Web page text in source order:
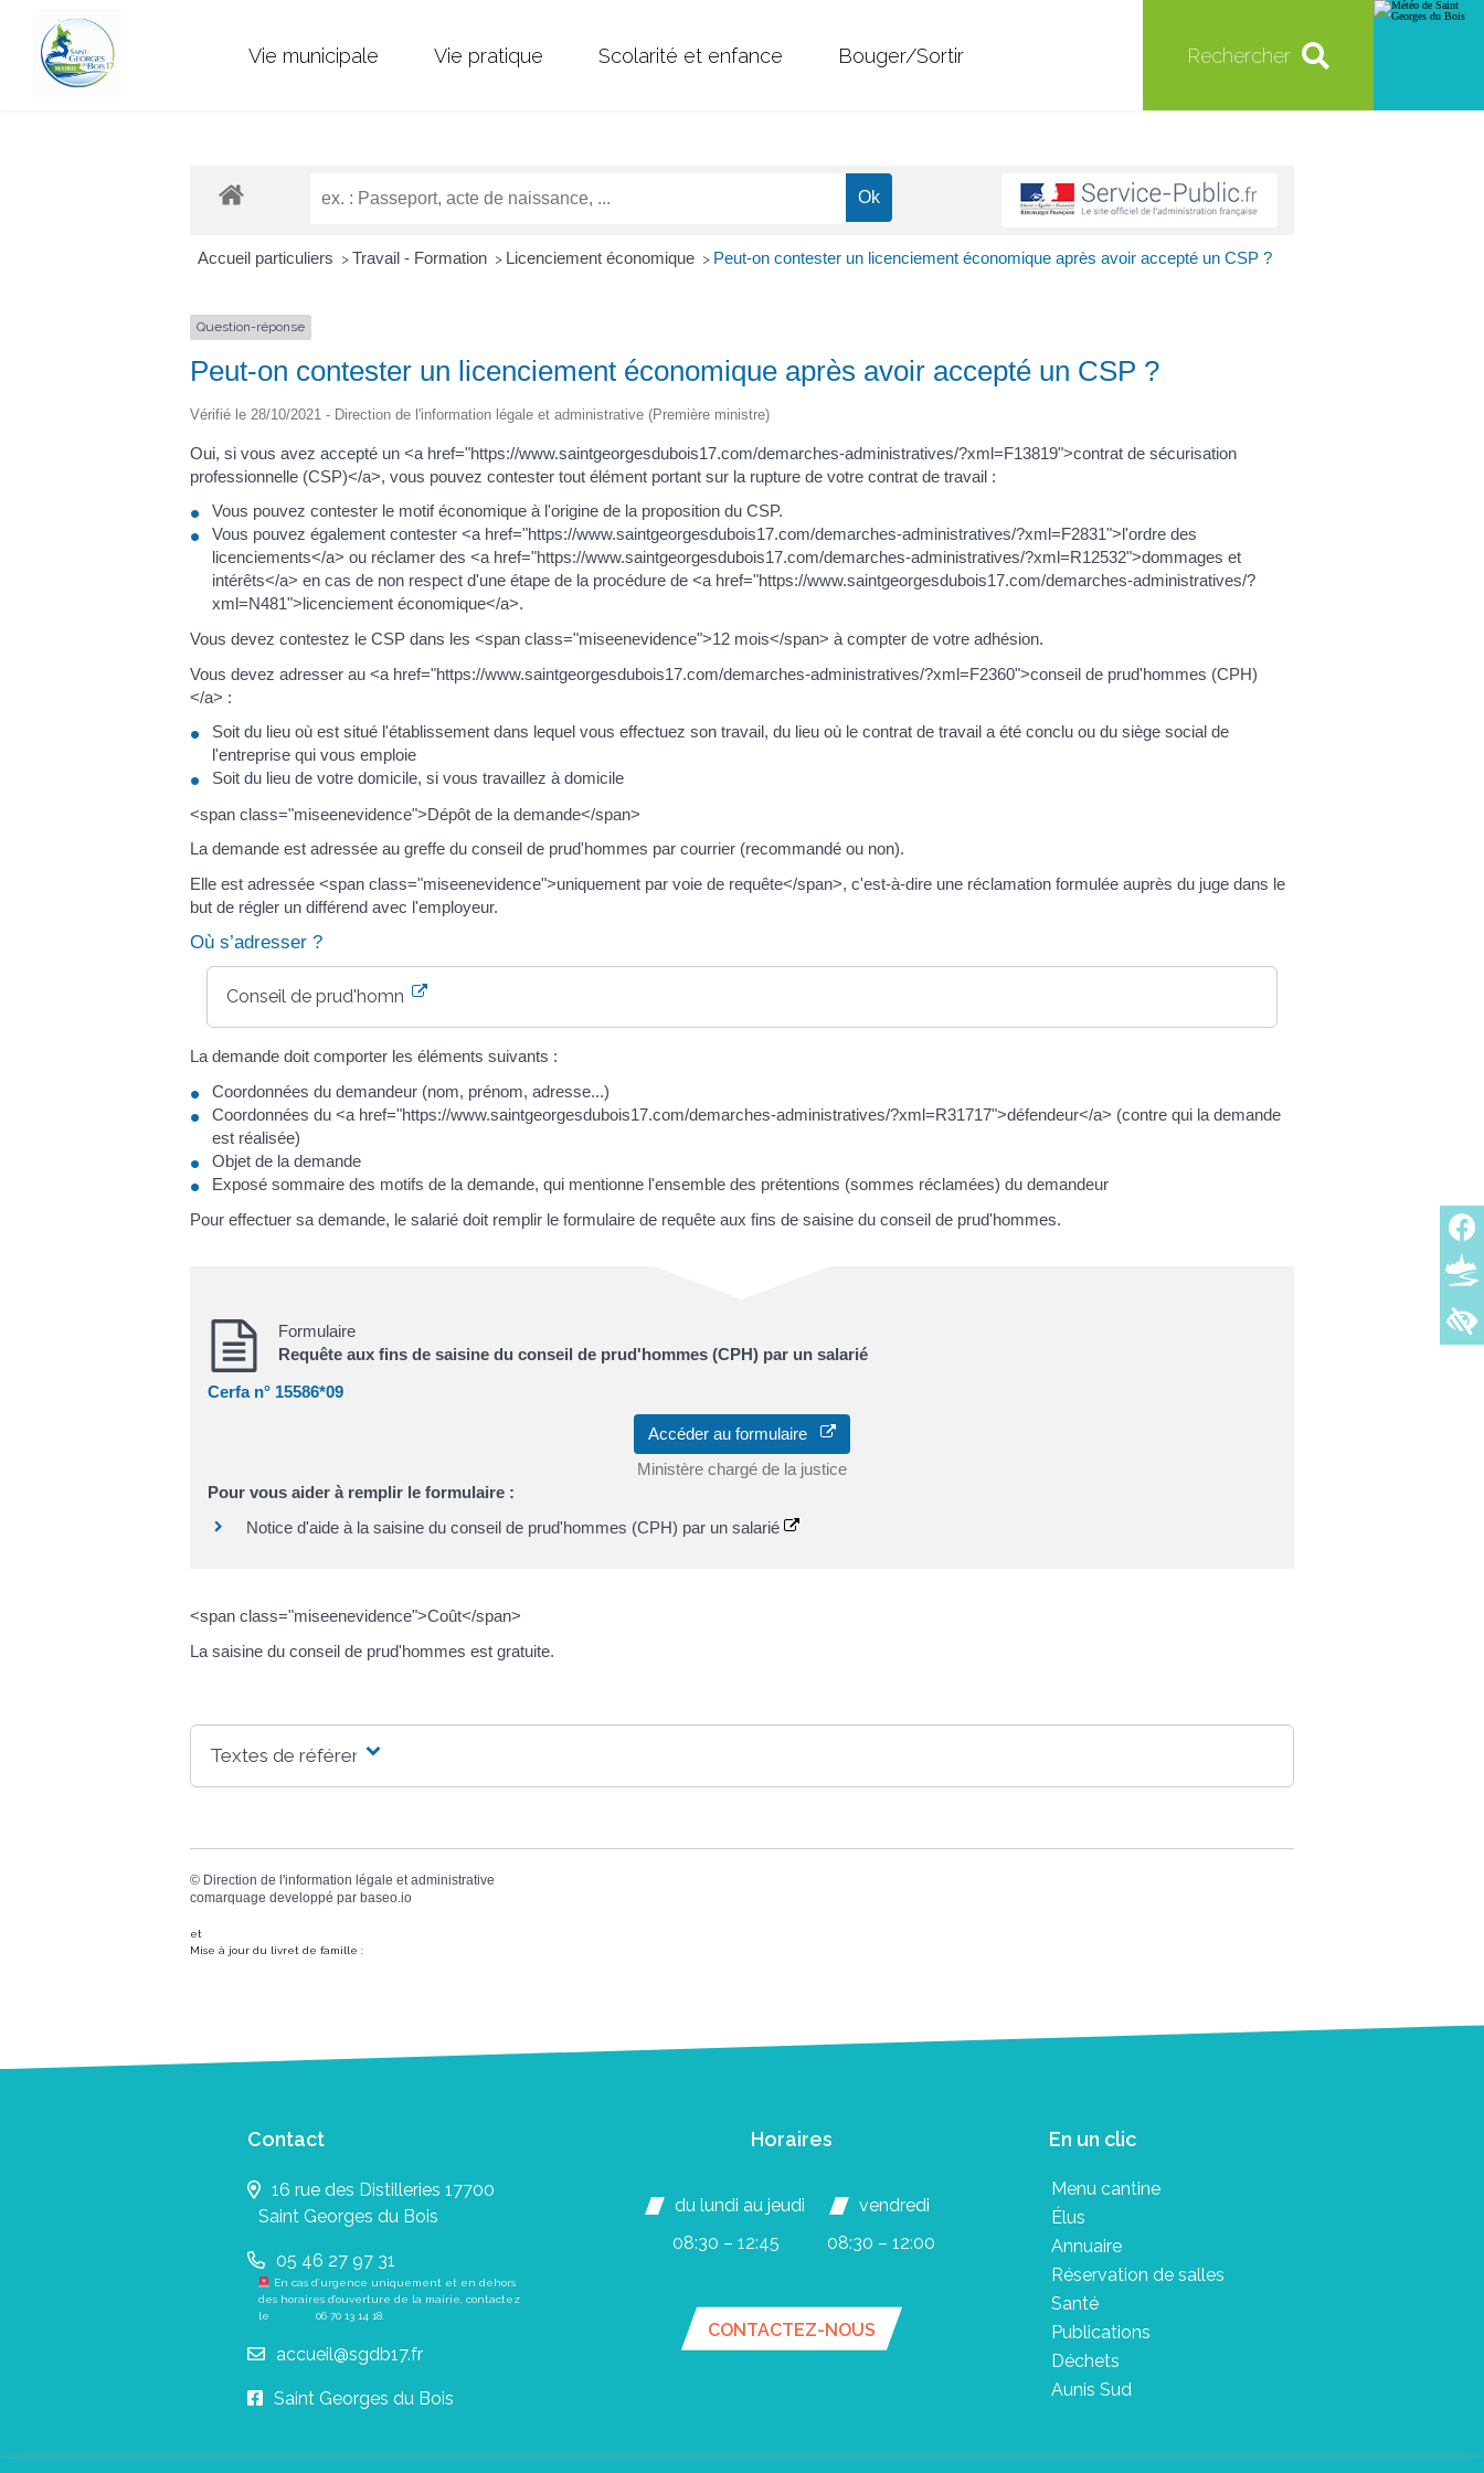
Vie municipale Vie pratique Scolarité et enfance Bouger/Sortir Rechercher
Accueil particuliers > Travail - Formation > Licenciement économique > Peut-on contester un licenciement économique après avoir accepté un CSP ?
Question-réponse
Peut-on contester un licenciement économique après avoir accepté un CSP ?
Vérifié le 28/10/2021 - Direction de l'information légale et administrative (Première ministre)
Oui, si vous avez accepté un <a href="https://www.saintgeorgesdubois17.com/demarches-administratives/?xml=F13819">contrat de sécurisation
professionnelle (CSP)</a>, vous pouvez contester tout élément portant sur la rupture de votre contrat de travail :
Vous pouvez contester le motif économique à l'origine de la proposition du CSP.
Vous pouvez également contester <a href="https://www.saintgeorgesdubois17.com/demarches-administratives/?xml=F2831">l'ordre des
licenciements</a> ou réclamer des <a href="https://www.saintgeorgesdubois17.com/demarches-administratives/?xml=R12532">dommages et
intérêts</a> en cas de non respect d'une étape de la procédure de <a href="https://www.saintgeorgesdubois17.com/demarches-administratives/?
xml=N481">licenciement économique</a>.
Vous devez contestez le CSP dans les <span class="miseenevidence">12 mois</span> à compter de votre adhésion.
Vous devez adresser au <a href="https://www.saintgeorgesdubois17.com/demarches-administratives/?xml=F2360">conseil de prud'hommes (CPH)
</a> :
Soit du lieu où est situé l'établissement dans lequel vous effectuez son travail, du lieu où le contrat de travail a été conclu ou du siège social de
l'entreprise qui vous emploie
Soit du lieu de votre domicile, si vous travaillez à domicile
<span class="miseenevidence">Dépôt de la demande</span>
La demande est adressée au greffe du conseil de prud'hommes par courrier (recommandé ou non).
Elle est adressée <span class="miseenevidence">uniquement par voie de requête</span>, c'est-à-dire une réclamation formulée auprès du juge dans le
but de régler un différend avec l'employeur.
Où s’adresser ?
Conseil de prud'hommes
La demande doit comporter les éléments suivants :
Coordonnées du demandeur (nom, prénom, adresse...)
Coordonnées du <a href="https://www.saintgeorgesdubois17.com/demarches-administratives/?xml=R31717">défendeur</a> (contre qui la demande
est réalisée)
Objet de la demande
Exposé sommaire des motifs de la demande, qui mentionne l'ensemble des prétentions (sommes réclamées) du demandeur
Pour effectuer sa demande, le salarié doit remplir le formulaire de requête aux fins de saisine du conseil de prud'hommes.
Formulaire
Requête aux fins de saisine du conseil de prud'hommes (CPH) par un salarié
Cerfa n° 15586*09
Accéder au formulaire
Ministère chargé de la justice
Pour vous aider à remplir le formulaire :
Notice d'aide à la saisine du conseil de prud'hommes (CPH) par un salarié
<span class="miseenevidence">Coût</span>
La saisine du conseil de prud'hommes est gratuite.
Textes de référence
© Direction de l'information légale et administrative
comarquage developpé par baseo.io
et
Mise à jour du livret de famille :
Contact
16 rue des Distilleries 17700
Saint Georges du Bois
05 46 27 97 31
En cas d’urgence uniquement et en dehors
des horaires d’ouverture de la mairie, contactez
le 06 70 13 14 18.
accueil@sgdb17.fr
Saint Georges du Bois
Horaires
du lundi au jeudi
08:30 – 12:45
vendredi
08:30 – 12:00
CONTACTEZ-NOUS
En un clic
Menu cantine
Élus
Annuaire
Réservation de salles
Santé
Publications
Déchets
Aunis Sud